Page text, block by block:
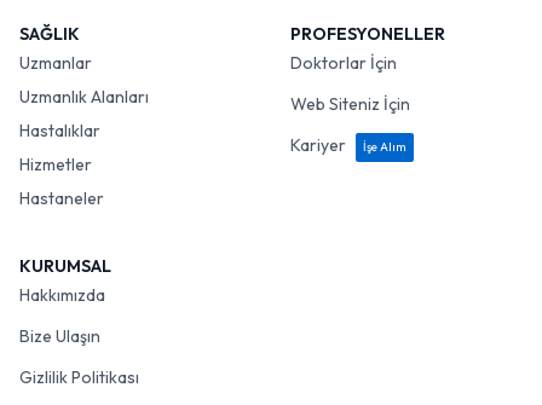
SAĞLIK
Uzmanlar
Uzmanlık Alanları
Hastalıklar
Hizmetler
Hastaneler
PROFESYONELLER
Doktorlar İçin
Web Siteniz İçin
Kariyer
İşe Alım
KURUMSAL
Hakkımızda
Bize Ulaşın
Gizlilik Politikası